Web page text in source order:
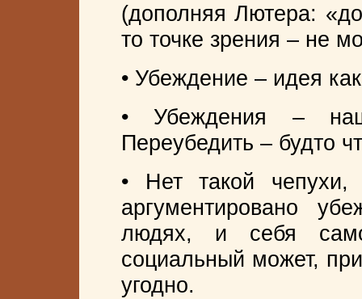
(дополняя Лютера:
то точке зрения – не
• Убеждение – идея
• Убеждения –
Переубедить – будто
• Нет такой
аргументировано
людях, и себя
социальный может,
угодно.